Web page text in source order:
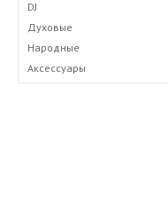
DJ
Духовые
Народные
Аксессуары